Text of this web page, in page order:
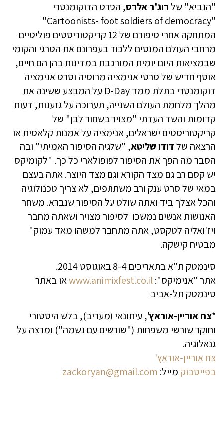
"הנביא" שלרוג'ר אלרס, הסרט הדוקומנטרי
"Cartoonists- foot soldiers of democracy"
המתחקה אחרי סיפורם של 12 קריקטוריסטים פוליטיים
מרחבי העולם המנסים ללכוד בעפרונם את הטרגי והקומי
שבמציאות היום יומית המורכבת במדינות בהן הם חיים,
אוסף חדיש של סרטי אנימציה מרוסיה וסרט אנימציה
דוקומנטרי בתלת ממד D-Day על המבצע ששינה את
מהלך מלחמת העולם השנייה, תערוכה על גזענות, דעות
קדומות והשד העדתי "מצויר בשחור לבן" של
קריקטוריסטים ישראלים, אנימציה על אמנות קלאסית או
הרצאה שלדודו שליטא, "שלגיה הסיפור האמיתי" ובה
הסבר מה הפך את הסיפור לפופולארי כל כך. "לקומיקס
יש קסם רב גם מצד הקורא וגם מצד היוצר. אתה בעצם
במאי של סרט ענק ורב משתתפים, לא צריך טכנולוגיה
והכל אצלך ביד ואתה שולט על הסיפור שנברא. משחר
האנושות אנשים נמשכו לסיפור מצויר ושאתה מחבר
ויז'ואליה לטקסט, אתה מתחבר למשהו מאד עמוק"
מבטיח קישקה.
סינמטק ת"א בתאריכים 8-4 באוגוסט 2014.
אתר "אנימיקס":www.animixfest.co.ilאו באתר
סינמטק תל-אביב
*צח אוריין-אוראץ', עיתונאי (מעריב), בלש היסטורי
וחוקר שורשי משפחות ("שורשים עם נשמה") ומרצה על
גנאלוגיה.
צח אוריין-אוראץ'
בפייסבוק מייל: zackoryan@gmail.com‏